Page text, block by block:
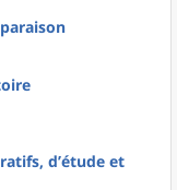
d’étude et